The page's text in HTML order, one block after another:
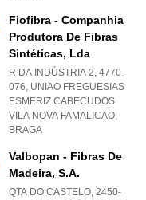
Fiofibra - Companhia
Produtora De Fibras
Sintéticas, Lda
R DA INDÚSTRIA 2, 4770-
076, UNIAO FREGUESIAS
ESMERIZ CABECUDOS
VILA NOVA FAMALICAO,
BRAGA
Valbopan - Fibras De
Madeira, S.a.
QTA DO CASTELO, 2450-